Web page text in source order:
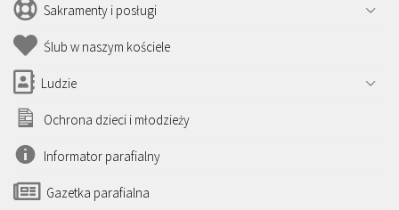
Sakramenty i posługi
Ślub w naszym kościele
Ludzie
Ochrona dzieci i młodzieży
Informator parafialny
Gazetka parafialna